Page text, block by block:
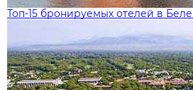
Топ-15 бронируемых отелей в